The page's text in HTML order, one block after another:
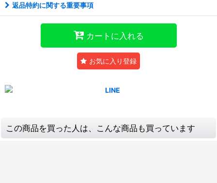
返品特約に関する重要事項
カートに入れる
お気に入り登録
この商品を買った人は、こんな商品も買っています